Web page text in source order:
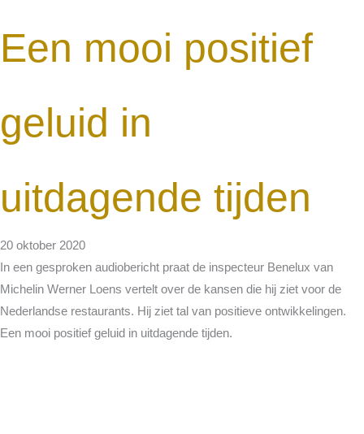
Een mooi positief
geluid in
uitdagende tijden
20 oktober 2020
In een gesproken audiobericht praat de inspecteur Benelux van
Michelin Werner Loens vertelt over de kansen die hij ziet voor de
Nederlandse restaurants. Hij ziet tal van positieve ontwikkelingen.
Een mooi positief geluid in uitdagende tijden.